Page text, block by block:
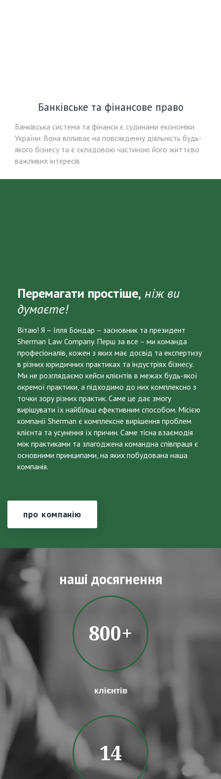
Банківське та фінансове право
Банківська система та фінанси є судинами економіки
України. Вона впливає на повсякденну діяльність будь-
якого бізнесу та є складовою частиною його життєво
важливих інтересів
Перемагати простіше, ніж ви
думаєте!
Вітаю! Я – Ілля Бондар – засновник та президент
Sherman Law Company. Перш за все – ми команда
професіоналів, кожен з яких має досвід та експертизу
в різних юридичних практиках та індустріях бізнесу.
Ми не розглядаємо кейси клієнтів в межах будь-якої
окремої практики, а підходимо до них комплексно з
точки зору різних практик. Саме це дає змогу
вирішувати їх найбільш ефективним способом. Місією
компанії Sherman є комплексне вирішення проблем
клієнта та усунення їх причин. Саме тісна взаємодія
між практиками та злагоджена командна співпраця є
основними принципами, на яких побудована наша
компанія.
про компанію
наші досягнення
800+
клієнтів
14